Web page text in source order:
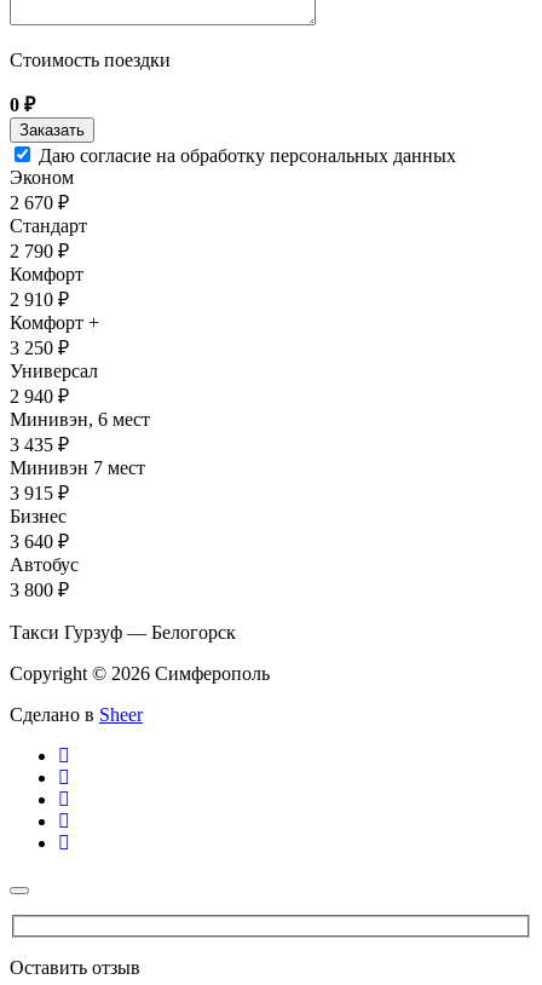
Стоимость поездки
0 ₽
Даю согласие на обработку персональных данных
Эконом
2 670 ₽
Стандарт
2 790 ₽
Комфорт
2 910 ₽
Комфорт +
3 250 ₽
Универсал
2 940 ₽
Минивэн, 6 мест
3 435 ₽
Минивэн 7 мест
3 915 ₽
Бизнес
3 640 ₽
Автобус
3 800 ₽
Такси Гурзуф — Белогорск
Copyright © 2026 Симферополь
Сделано в Sheer
Оставить отзыв